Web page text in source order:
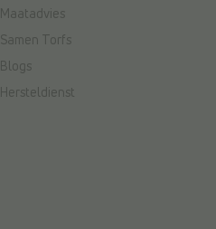
Maatadvies
Samen Torfs
Blogs
Hersteldienst